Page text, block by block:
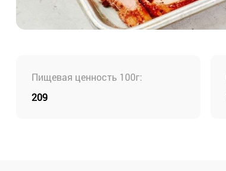
Пищевая ценность 100г:
209